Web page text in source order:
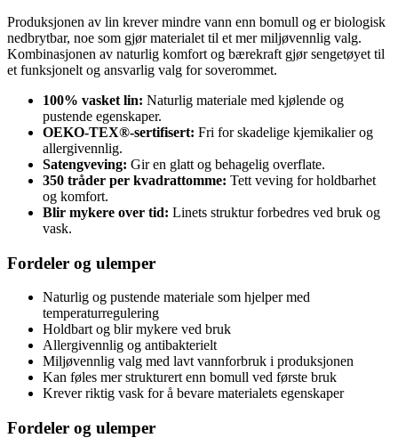
Produksjonen av lin krever mindre vann enn bomull og er biologisk
nedbrytbar, noe som gjør materialet til et mer miljøvennlig valg.
Kombinasjonen av naturlig komfort og bærekraft gjør sengetøyet til
et funksjonelt og ansvarlig valg for soverommet.
100% vasket lin: Naturlig materiale med kjølende og
pustende egenskaper.
OEKO-TEX®-sertifisert: Fri for skadelige kjemikalier og
allergivennlig.
Satengveving: Gir en glatt og behagelig overflate.
350 tråder per kvadrattomme: Tett veving for holdbarhet
og komfort.
Blir mykere over tid: Linets struktur forbedres ved bruk og
vask.
Fordeler og ulemper
Naturlig og pustende materiale som hjelper med
temperaturregulering
Holdbart og blir mykere ved bruk
Allergivennlig og antibakterielt
Miljøvennlig valg med lavt vannforbruk i produksjonen
Kan føles mer strukturert enn bomull ved første bruk
Krever riktig vask for å bevare materialets egenskaper
Fordeler og ulemper